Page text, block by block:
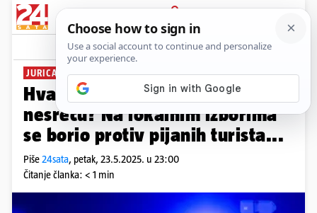
PRIJAVA
News Komentari
JURICA DOMANČIĆ IMAO SUDAR
Hvarski vijećnik pijan izazvao
nesreću? Na lokalnim izborima
se borio protiv pijanih turista...
Piše24sata, petak, 23.5.2025. u 23:00
Čitanje članka: < 1 min